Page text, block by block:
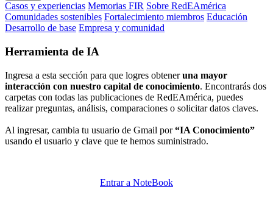
Casos y experiencias Memorias FIR Sobre RedEAmérica
Comunidades sostenibles Fortalecimiento miembros Educación
Desarrollo de base Empresa y comunidad
Herramienta de IA
Ingresa a esta sección para que logres obteneruna mayor
interacción con nuestro capital de conocimiento. Encontrarás dos
carpetas con todas las publicaciones de RedEAmérica, puedes
realizar preguntas, análisis, comparaciones o solicitar datos claves.
Al ingresar, cambia tu usuario de Gmail por“IA Conocimiento”
usando el usuario y clave que te hemos suministrado.
Entrar a NoteBook